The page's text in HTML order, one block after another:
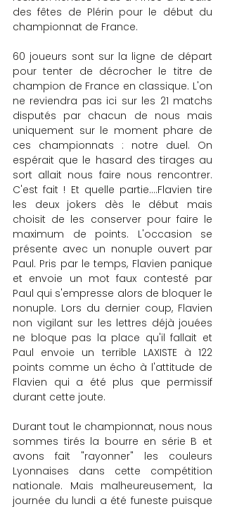
des fêtes de Plérin pour le début du
championnat de France.
60 joueurs sont sur la ligne de départ
pour tenter de décrocher le titre de
champion de France en classique. L'on
ne reviendra pas ici sur les 21 matchs
disputés par chacun de nous mais
uniquement sur le moment phare de
ces championnats : notre duel. On
espérait que le hasard des tirages au
sort allait nous faire nous rencontrer.
C'est fait ! Et quelle partie....Flavien tire
les deux jokers dès le début mais
choisit de les conserver pour faire le
maximum de points. L'occasion se
présente avec un nonuple ouvert par
Paul. Pris par le temps, Flavien panique
et envoie un mot faux contesté par
Paul qui s'empresse alors de bloquer le
nonuple. Lors du dernier coup, Flavien
non vigilant sur les lettres déjà jouées
ne bloque pas la place qu'il fallait et
Paul envoie un terrible LAXISTE à 122
points comme un écho à l'attitude de
Flavien qui a été plus que permissif
durant cette joute.
Durant tout le championnat, nous nous
sommes tirés la bourre en série B et
avons fait "rayonner" les couleurs
Lyonnaises dans cette compétition
nationale. Mais malheureusement, la
journée du lundi a été funeste puisque